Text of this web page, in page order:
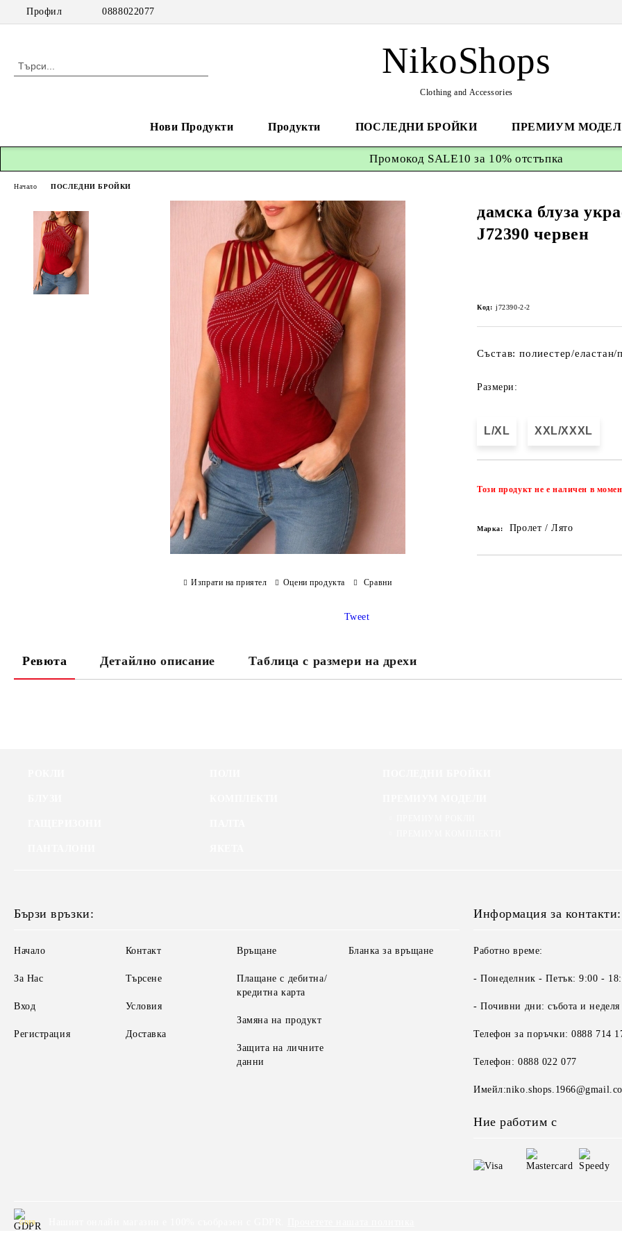
Профил 0888022077
NikoShops
Clothing and Accessories
Нови Продукти Продукти ПОСЛЕДНИ БРОЙКИ ПРЕМИУМ
Промокод SALE10 за 10% отстъпка
Начало ПОСЛЕДНИ БРОЙКИ
дамска блуза
J72390 червен
Код: j72390-2-2
Състав: полиестер/
Размери:
L/XL XXL/XXXL
Този продукт не е наличен в
Марка: Пролет / Лято
Изпрати на приятел Оцени продукта Сравни
Tweet
Ревюта Детайлно описание Таблица с размери на дрехи
Бързи връзки:
Начало
За Нас
Вход
Регистрация
Контакт
Търсене
Условия
Доставка
Връщане
Плащане с дебитна/
кредитна карта
Замяна на продукт
Защита на личните
данни
Бланка за връщане
Информация за контакти:
Работно време:
- Понеделник - Петък: 9:00 -
- Почивни дни: събота и неделя
Телефон за поръчки: 0888 714
Телефон: 0888 022 077
Ние работим с
GDPR